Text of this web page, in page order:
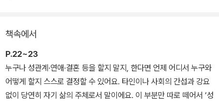
그 실천법을 알려 준다. 나아가 성적 자기 결정권과 포괄적 성교육의
개념을 쉽게 정리하여 소개하며, 청소년 시기부터 이뤄지는 경계 존
중 교육이 성폭력을 예방하고 대처하는 데 커다란 영향을 미친다는
점을 설명한다.
책속에서
P.22~23
누구나 성관계·연애·결혼 등을 할지 말지, 한다면 언제 어디서 누구와
어떻게 할지 스스로 결정할 수 있어요. 타인이나 사회의 간섭과 강요
없이 당연히 자기 삶의 주체로서 말이에요. 이 부분만 따로 떼어서 ‘성